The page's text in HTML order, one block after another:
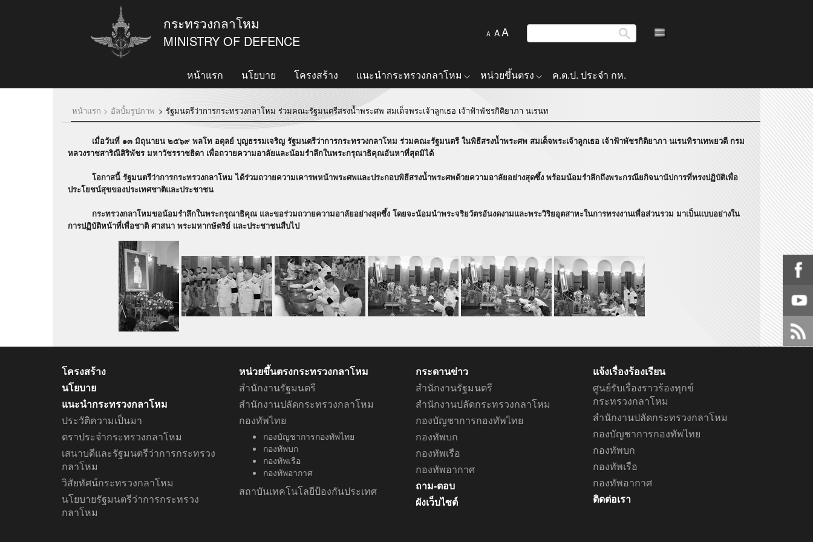
กระทรวงกลาโหม
MINISTRY OF DEFENCE A AA
หน้าแรก นโยบาย โครงสร้าง แนะนำกระทรวงกลาโหม หน่วยขึ้นตรง ค.ต.ป. ประจำ กห.
หน้าแรก > อัลบั้มรูปภาพ > รัฐมนตรีว่าการกระทรวงกลาโหม ร่วมคณะรัฐมนตรีสรงน้ำพระศพ สมเด็จพระเจ้าลูกเธอ เจ้าฟ้าพัชรกิติยาภา นเรนท
เมื่อวันที่ ๑๓ มิถุนายน ๒๕๖๙ พลโท อดุลย์ บุญธรรมเจริญ รัฐมนตรีว่าการกระทรวงกลาโหม ร่วมคณะรัฐมนตรี ในพิธีสรงน้ำพระศพ สมเด็จพระเจ้าลูกเธอ เจ้าฟ้าพัชรกิติยาภา นเรนทิราเทพยวดี กรม
หลวงราชสาริณีสิริพัชร มหาวัชรราชธิดา เพื่อถวายความอาลัยและน้อมรำลึกในพระกรุณาธิคุณอันหาที่สุดมิได้
โอกาสนี้ รัฐมนตรีว่าการกระทรวงกลาโหม ได้ร่วมถวายความเคารพหน้าพระศพและประกอบพิธีสรงน้ำพระศพด้วยความอาลัยอย่างสุดซึ้ง พร้อมน้อมรำลึกถึงพระกรณียกิจนานัปการที่ทรงปฏิบัติเพื่อ
ประโยชน์สุขของประเทศชาติและประชาชน
กระทรวงกลาโหมขอน้อมรำลึกในพระกรุณาธิคุณ และขอร่วมถวายความอาลัยอย่างสุดซึ้ง โดยจะน้อมนำพระจริยวัตรอันงดงามและพระวิริยอุตสาหะในการทรงงานเพื่อส่วนรวม มาเป็นแบบอย่างใน
การปฏิบัติหน้าที่เพื่อชาติ ศาสนา พระมหากษัตริย์ และประชาชนสืบไป
โครงสร้าง
นโยบาย
แนะนำกระทรวงกลาโหม
ประวัติความเป็นมา
ตราประจำกระทรวงกลาโหม
เสนาบดีและรัฐมนตรีว่าการกระทรวง
กลาโหม
วิสัยทัศน์กระทรวงกลาโหม
นโยบายรัฐมนตรีว่าการกระทรวง
กลาโหม
หน่วยขึ้นตรงกระทรวงกลาโหม
สำนักงานรัฐมนตรี
สำนักงานปลัดกระทรวงกลาโหม
กองทัพไทย
กองบัญชาการกองทัพไทย
กองทัพบก
กองทัพเรือ
กองทัพอากาศ
สถาบันเทคโนโลยีป้องกันประเทศ
กระดานข่าว
สำนักงานรัฐมนตรี
สำนักงานปลัดกระทรวงกลาโหม
กองบัญชาการกองทัพไทย
กองทัพบก
กองทัพเรือ
กองทัพอากาศ
ถาม-ตอบ
ผังเว็บไซต์
แจ้งเรื่องร้องเรียน
ศูนย์รับเรื่องราวร้องทุกข์
กระทรวงกลาโหม
สำนักงานปลัดกระทรวงกลาโหม
กองบัญชาการกองทัพไทย
กองทัพบก
กองทัพเรือ
กองทัพอากาศ
ติดต่อเรา